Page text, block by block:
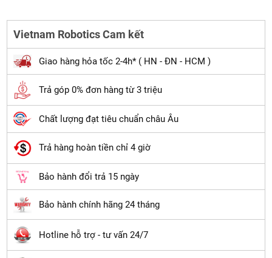
Vietnam Robotics Cam kết
Giao hàng hỏa tốc 2-4h* ( HN - ĐN - HCM )
Trả góp 0% đơn hàng từ 3 triệu
Chất lượng đạt tiêu chuẩn châu Âu
Trả hàng hoàn tiền chỉ 4 giờ
Bảo hành đổi trả 15 ngày
Bảo hành chính hãng 24 tháng
Hotline hỗ trợ - tư vấn 24/7